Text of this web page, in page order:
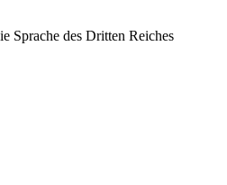
Sprache des Dritten Reiches